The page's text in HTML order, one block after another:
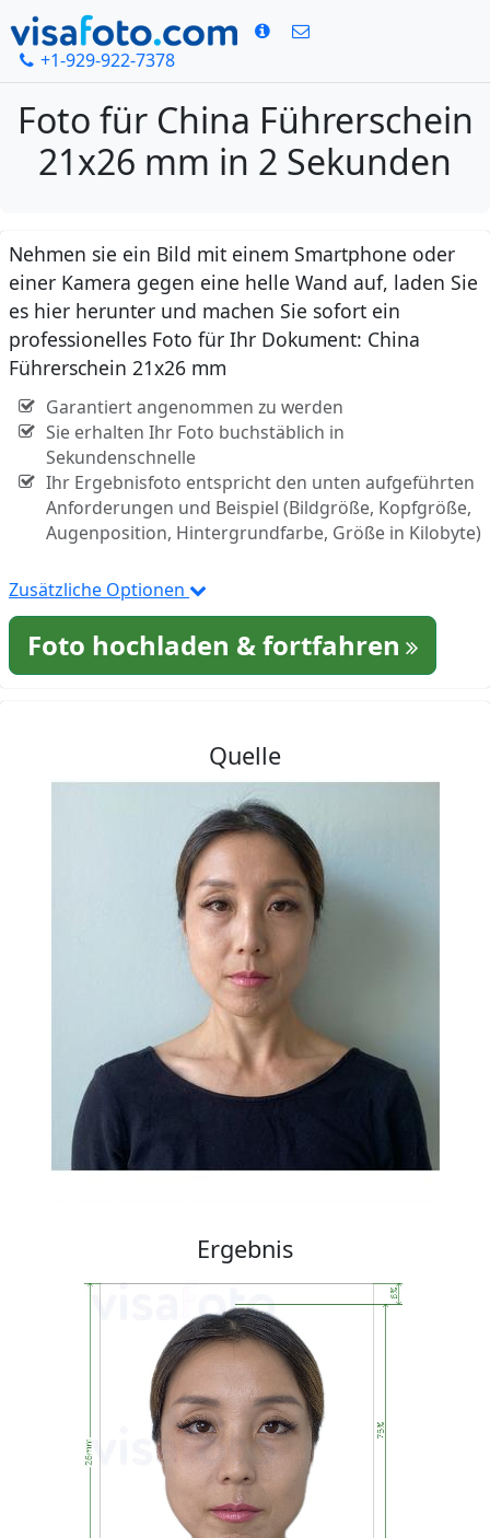
+1-929-922-7378
Foto für China Führerschein
21x26 mm in 2 Sekunden
Nehmen sie ein Bild mit einem Smartphone oder
einer Kamera gegen eine helle Wand auf, laden Sie
es hier herunter und machen Sie sofort ein
professionelles Foto für Ihr Dokument: China
Führerschein 21x26 mm
Garantiert angenommen zu werden
Sie erhalten Ihr Foto buchstäblich in
Sekundenschnelle
Ihr Ergebnisfoto entspricht den unten aufgeführten
Anforderungen und Beispiel (Bildgröße, Kopfgröße,
Augenposition, Hintergrundfarbe, Größe in Kilobyte)
Zusätzliche Optionen
Foto hochladen & fortfahren
Quelle
Ergebnis